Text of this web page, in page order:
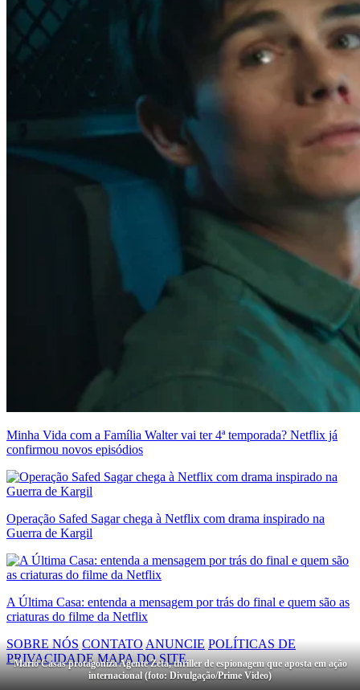
Mario Casas protagoniza Agente Zeta, thriller de espionagem que aposta em ação
internacional (foto: Divulgação/Prime Video)
Minha Vida com a Família Walter vai ter 4ª temporada? Netflix já
confirmou novos episódios
Operação Safed Sagar chega à Netflix com drama inspirado na
Guerra de Kargil
A Última Casa: entenda a mensagem por trás do final e quem são as
criaturas do filme da Netflix
SOBRE NÓS CONTATOANUNCIE POLÍTICAS DE
PRIVACIDADE MAPA DO SITE